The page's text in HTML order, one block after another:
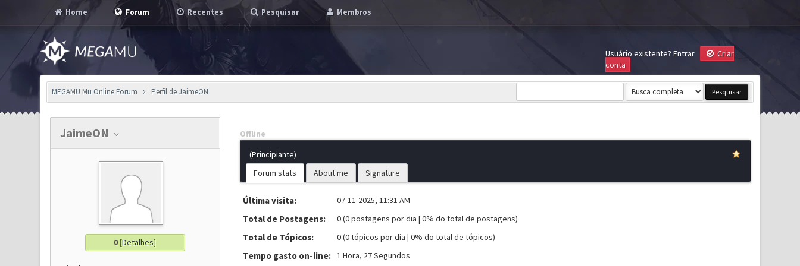
Home Forum Recentes Pesquisar Membros
Usuário existente? Entrar
Criar
conta
MEGAMU Mu Online Forum Perfil de JaimeON
JaimeON
0[Detalhes]
Offline
(Principiante)
Forum stats
About me Signature
Última visita: 07-11-2025, 11:31 AM
Total de Postagens: 0 (0 postagens por dia | 0% do total de postagens)
Total de Tópicos: 0 (0 tópicos por dia | 0% do total de tópicos)
Tempo gasto on-line: 1 Hora, 27 Segundos